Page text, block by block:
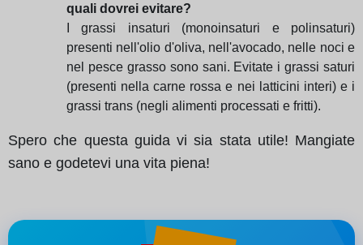
quali dovrei evitare?
I grassi insaturi (monoinsaturi e polinsaturi)
presenti nell'olio d'oliva, nell'avocado, nelle noci e
nel pesce grasso sono sani. Evitate i grassi saturi
(presenti nella carne rossa e nei latticini interi) e i
grassi trans (negli alimenti processati e fritti).
Spero che questa guida vi sia stata utile! Mangiate
sano e godetevi una vita piena!